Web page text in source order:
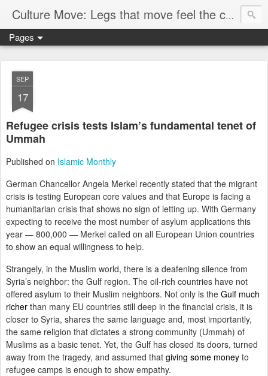
Culture Move: Legs that move feel the chain
Pages
SEP
17
Refugee crisis tests Islam’s fundamental tenet of
Ummah
Published on Islamic Monthly
German Chancellor Angela Merkel recently stated that the migrant
crisis is testing European core values and that Europe is facing a
humanitarian crisis that shows no sign of letting up. With Germany
expecting to receive the most number of asylum applications this
year — 800,000 — Merkel called on all European Union countries
to show an equal willingness to help.
Strangely, in the Muslim world, there is a deafening silence from
Syria’s neighbor: the Gulf region. The oil-rich countries have not
offered asylum to their Muslim neighbors. Not only is the Gulf much
richer than many EU countries still deep in the financial crisis, it is
closer to Syria, shares the same language and, most importantly,
the same religion that dictates a strong community (Ummah) of
Muslims as a basic tenet. Yet, the Gulf has closed its doors, turned
away from the tragedy, and assumed that giving some money to
refugee camps is enough to show empathy.